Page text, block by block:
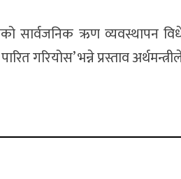
सार्वजनिक ऋण व्यवस्थापन
गरियोस’ भन्ने प्रस्ताव